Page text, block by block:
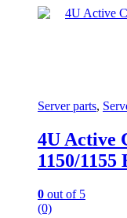
Server parts,
4U Active
1150/
0 out of 5
(0)